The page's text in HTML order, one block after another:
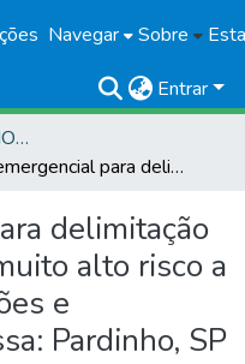
Navegar Sobre
Entrar
PRODUÇÃO INSTITUCIONAL
Ação emergencial para delimitação de áreas em alto e muito alto risco a enchentes, inundações e movimentos de massa: Pardinho, SP
delimitação
alto risco a
e
Pardinho, SP